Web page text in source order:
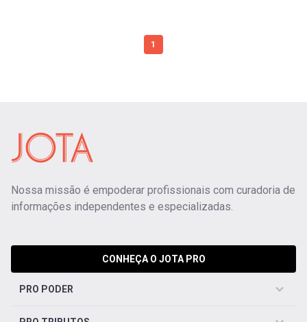
1
Nossa missão é empoderar profissionais com curadoria de
informações independentes e especializadas.
CONHEÇA O JOTA PRO
PRO PODER